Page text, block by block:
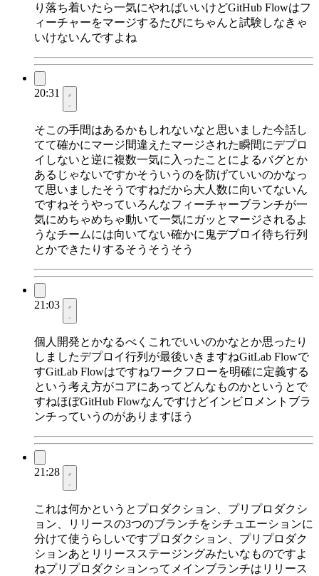
り落ち着いたら一気にやればいいけどGitHub Flowはフ
ィーチャーをマージするたびにちゃんと試験しなきゃ
いけないんですよね
20:31
そこの手間はあるかもしれないなと思いました今話し
てて確かにマージ間違えたマージされた瞬間にデプロ
イしないと逆に複数一気に入ったことによるバグとか
あるじゃないですかそういうのを防げていいのかなっ
て思いましたそうですねだから大人数に向いてないん
ですねそうやっていろんなフィーチャーブランチが一
気にめちゃめちゃ動いて一気にガッとマージされるよ
うなチームには向いてない確かに鬼デプロイ待ち行列
とかできたりするそうそうそう
21:03
個人開発とかなるべくこれでいいのかなとか思ったり
しましたデプロイ行列が最後いきますねGitLab Flowで
すGitLab Flowはですねワークフローを明確に定義する
という考え方がコアにあってどんなものかというとで
すねほぼGitHub Flowなんですけどインビロメントブラ
ンチっていうのがありますほう
21:28
これは何かというとプロダクション、プリプロダクシ
ョン、リリースの3つのブランチをシチュエーションに
分けて使うらしいですプロダクション、プリプロダク
ションあとリリースステージングみたいなものですよ
ねプリプロダクションってメインブランチはリリース